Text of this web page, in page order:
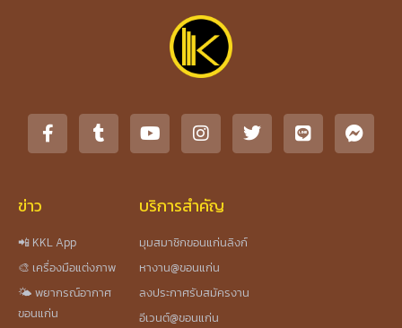
ข่าว
📲 KKL App
🎨 เครื่องมือแต่งภาพ
🌤️ พยากรณ์อากาศ
ขอนแก่น
บริการสำคัญ
มุมสมาชิกขอนแก่นลิงก์
หางาน@ขอนแก่น
ลงประกาศรับสมัครงาน
อีเวนต์@ขอนแก่น